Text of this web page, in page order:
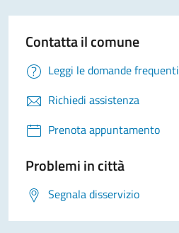
Contatta il comune
Leggi le domande frequenti
Richiedi assistenza
Prenota appuntamento
Problemi in città
Segnala disservizio